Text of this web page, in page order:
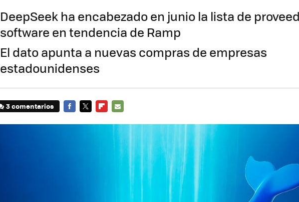
DeepSeek ha encabezado en junio la lista de
software en tendencia de Ramp
El dato apunta a nuevas compras de empresas
estadounidenses
3 comentarios
MAIL